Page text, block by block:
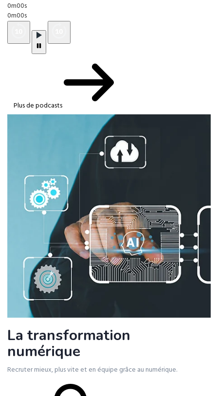
0m00s
0m00s
Plus de podcasts
La transformation
numérique
Recruter mieux, plus vite et en équipe grâce au numérique.